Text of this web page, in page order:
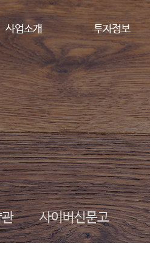
사업소개 투자정보
사이버신문고